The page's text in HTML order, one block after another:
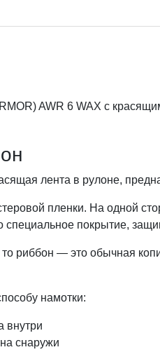
AWR 6 WAX с
лента в рулоне,
пленки. На одной
специальное покрытие,
риббон — это обычная
намотки:
внутри
снаружи